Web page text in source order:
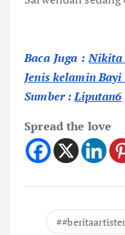
Baca Juga :Nikita
Jenis kelamin
Sumber :Liputan6
Spread the love